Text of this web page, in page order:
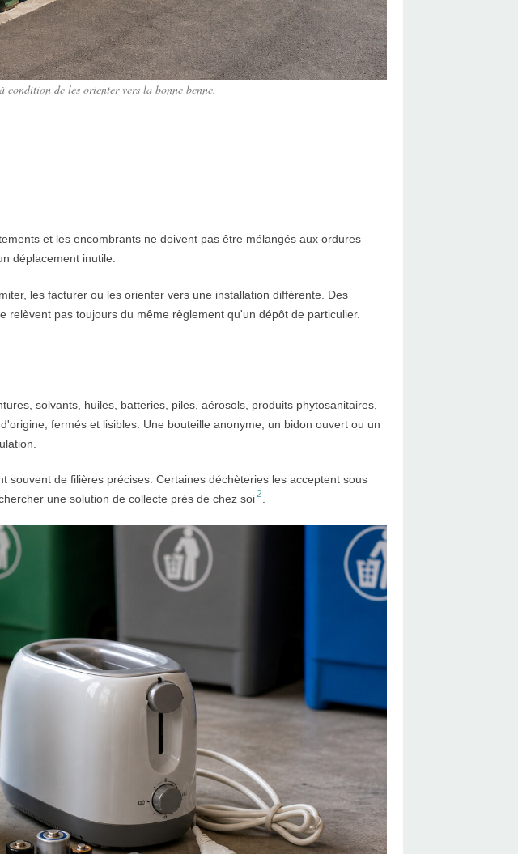
condition de les orienter vers la bonne benne.
et les encombrants ne doivent pas être mélangés aux ordures
déplacement inutile.
les facturer ou les orienter vers une installation différente. Des
pas toujours du même règlement qu'un dépôt de particulier.
solvants, huiles, batteries, piles, aérosols, produits phytosanitaires,
fermés et lisibles. Une bouteille anonyme, un bidon ouvert ou un
de filières précises. Certaines déchèteries les acceptent sous
une solution de collecte près de chez soi2